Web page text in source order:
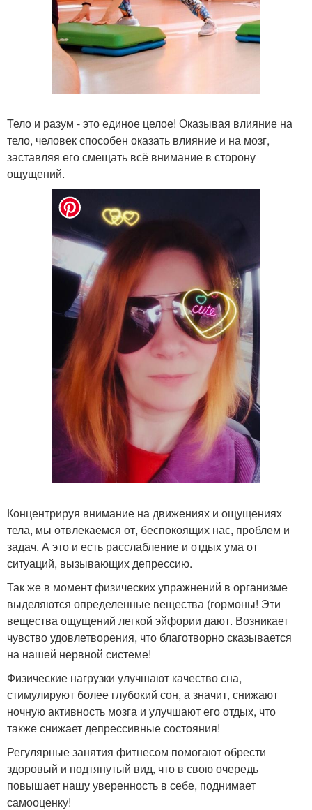
Тело и разум - это единое целое! Оказывая влияние на
тело, человек способен оказать влияние и на мозг,
заставляя его смещать всё внимание в сторону
ощущений.
Концентрируя внимание на движениях и ощущениях
тела, мы отвлекаемся от, беспокоящих нас, проблем и
задач. А это и есть расслабление и отдых ума от
ситуаций, вызывающих депрессию.
Так же в момент физических упражнений в организме
выделяются определенные вещества (гормоны! Эти
вещества ощущений легкой эйфории дают. Возникает
чувство удовлетворения, что благотворно сказывается
на нашей нервной системе!
Физические нагрузки улучшают качество сна,
стимулируют более глубокий сон, а значит, снижают
ночную активность мозга и улучшают его отдых, что
также снижает депрессивные состояния!
Регулярные занятия фитнесом помогают обрести
здоровый и подтянутый вид, что в свою очередь
повышает нашу уверенность в себе, поднимает
самооценку!